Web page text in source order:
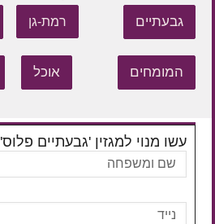
גבעתיים רמת-גן
המומחים אוכל
עשו מנוי למגזין 'גבעתיים פלוס'